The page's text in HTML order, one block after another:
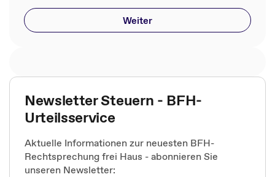
Weiter
Newsletter Steuern - BFH-
Urteilsservice
Aktuelle Informationen zur neuesten BFH-
Rechtsprechung frei Haus - abonnieren Sie
unseren Newsletter: